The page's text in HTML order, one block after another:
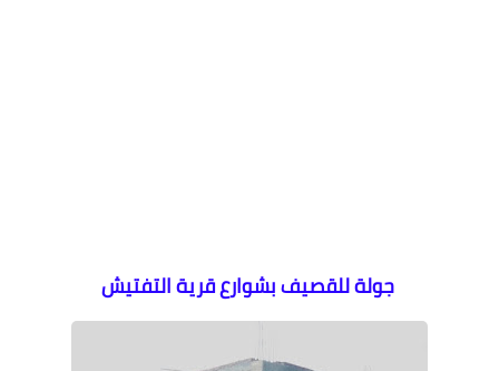
جولة للقصيف بشوارع قرية التفتيش